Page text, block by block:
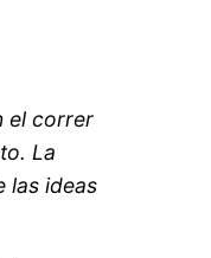
el correr
La
las ideas